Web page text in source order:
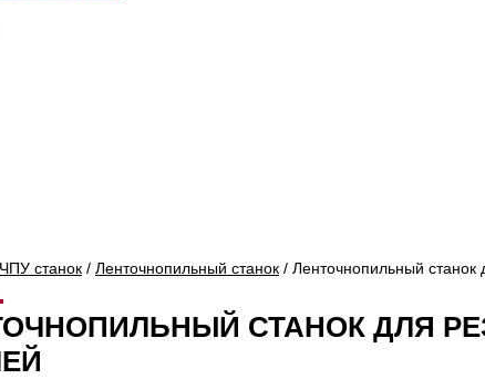
ЧПУ станок / Ленточнопильный станок / Ленточнопильный станок
СТАНОК ДЛЯ